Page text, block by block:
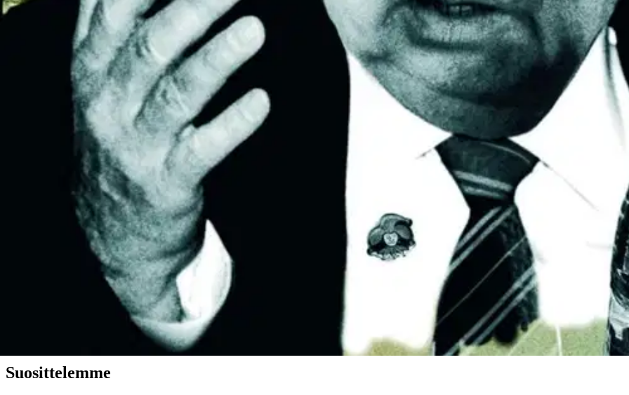
Ensitilaajan pikaopas
Myymälänouto
Palautukset
Reklamaatio
Takuu ja huolto
Toimitustavat
Maksutavat
Asennuspalvelut
Tilaus- ja toimitusehdot
Tietosuojakäytäntö
Saavutettavuus
Vastuullisuus
Sivukartta
Mitä pidät Prisma.fi-verkkokaupasta?
Asiakaspalvelu
Usein kysytyt kysymykset
Ota yhteyttä asiakaspalveluun
Bonus ja asiakasomistajuus
Prisma-myymälöiden yhteystiedot
Suosittelemme